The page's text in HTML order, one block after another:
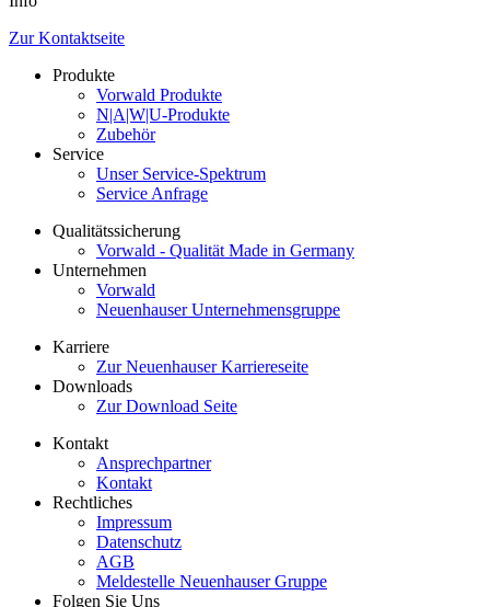
Zur Kontaktseite
Produkte
Vorwald Produkte
N|A|W|U-Produkte
Zubehör
Service
Unser Service-Spektrum
Service Anfrage
Qualitätssicherung
Vorwald - Qualität Made in Germany
Unternehmen
Vorwald
Neuenhauser Unternehmensgruppe
Karriere
Zur Neuenhauser Karriereseite
Downloads
Zur Download Seite
Kontakt
Ansprechpartner
Kontakt
Rechtliches
Impressum
Datenschutz
AGB
Meldestelle Neuenhauser Gruppe
Folgen Sie Uns